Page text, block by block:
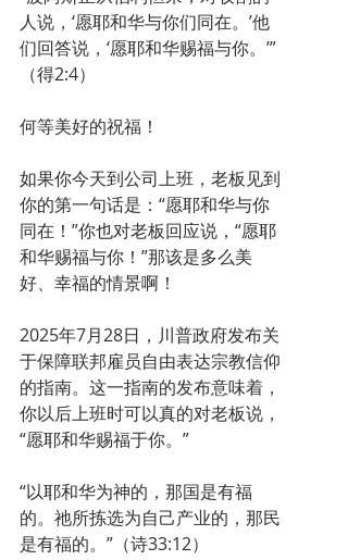
人说，‘愿耶和华与你们同在。’他
们回答说，‘愿耶和华赐福与你。’”
（得2:4）
何等美好的祝福！
如果你今天到公司上班，老板见到
你的第一句话是：“愿耶和华与你
同在！”你也对老板回应说，“愿耶
和华赐福与你！”那该是多么美
好、幸福的情景啊！
2025年7月28日，川普政府发布关
于保障联邦雇员自由表达宗教信仰
的指南。这一指南的发布意味着，
你以后上班时可以真的对老板说，
“愿耶和华赐福于你。”
“以耶和华为神的，那国是有福
的。祂所拣选为自己产业的，那民
是有福的。”（诗33:12）